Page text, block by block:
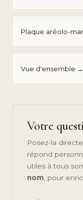
Plaque aréolo-
Vue d'ensemble →
Votre
Posez-la
répond
utiles à tous
nom , pour